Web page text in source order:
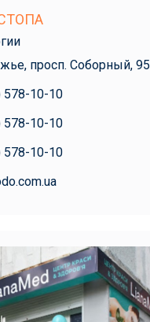
просп. Соборный, 95
578-10-10
578-10-10
578-10-10